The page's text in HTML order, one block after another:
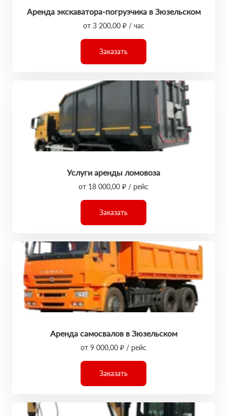
Аренда экскаватора-погрузчика в Зюзельском
от 3 200,00 ₽ / час
Заказать
Услуги аренды ломовоза
от 18 000,00 ₽ / рейс
Заказать
Аренда самосвалов в Зюзельском
от 9 000,00 ₽ / рейс
Заказать